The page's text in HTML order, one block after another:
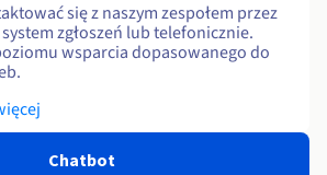
się z naszym zespołem przez
zgłoszeń lub telefonicznie.
wsparcia dopasowanego do
Chatbot